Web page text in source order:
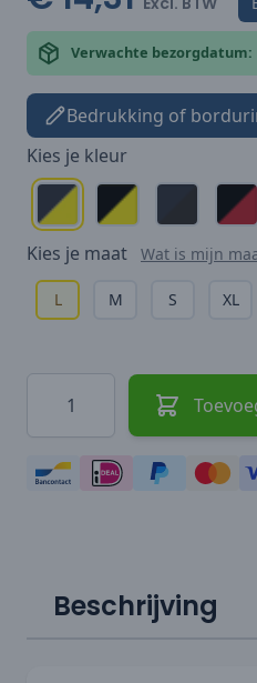
Verwachte bezorgdatum:
Bedrukking of
Kies je kleur
Kies je maat Wat is mijn
L M S XL
Hoeveelheid
Beschrijving